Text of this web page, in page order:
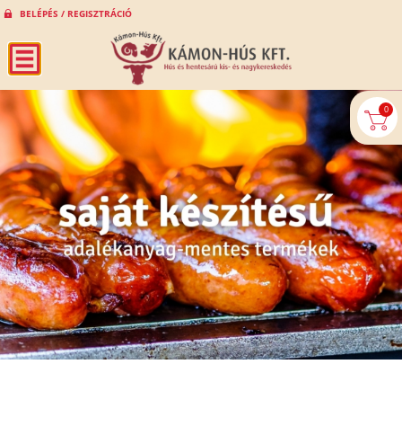
BELÉPÉS / REGISZTRÁCIÓ
0